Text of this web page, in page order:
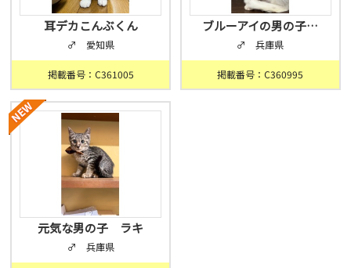
耳デカこんぶくん
♂ 愛知県
掲載番号：C361005
ブルーアイの男の子…
♂ 兵庫県
掲載番号：C360995
元気な男の子 ラキ
♂ 兵庫県